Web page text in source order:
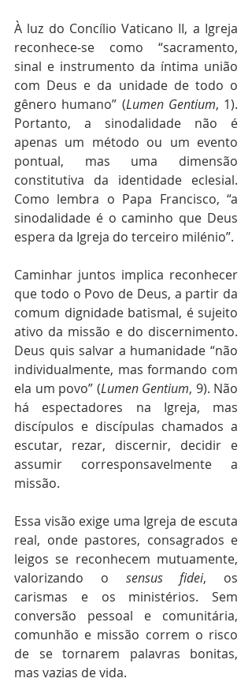
À luz do Concílio Vaticano II, a Igreja
reconhece-se como “sacramento,
sinal e instrumento da íntima união
com Deus e da unidade de todo o
gênero humano” (Lumen Gentium, 1).
Portanto, a sinodalidade não é
apenas um método ou um evento
pontual, mas uma dimensão
constitutiva da identidade eclesial.
Como lembra o Papa Francisco, “a
sinodalidade é o caminho que Deus
espera da Igreja do terceiro milénio”.
Caminhar juntos implica reconhecer
que todo o Povo de Deus, a partir da
comum dignidade batismal, é sujeito
ativo da missão e do discernimento.
Deus quis salvar a humanidade “não
individualmente, mas formando com
ela um povo” (Lumen Gentium, 9). Não
há espectadores na Igreja, mas
discípulos e discípulas chamados a
escutar, rezar, discernir, decidir e
assumir corresponsavelmente a
missão.
Essa visão exige uma Igreja de escuta
real, onde pastores, consagrados e
leigos se reconhecem mutuamente,
valorizando o sensus fidei, os
carismas e os ministérios. Sem
conversão pessoal e comunitária,
comunhão e missão correm o risco
de se tornarem palavras bonitas,
mas vazias de vida.